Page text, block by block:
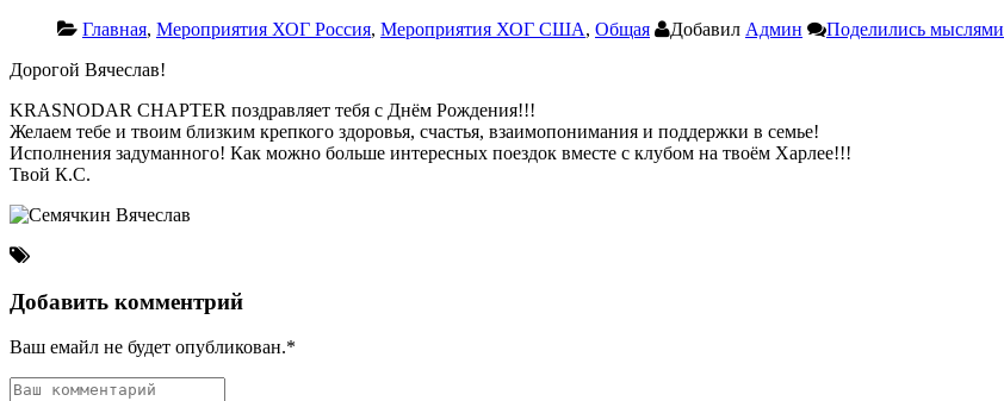
Главная, Мероприятия ХОГ Россия, Мероприятия ХОГ США, Общая Добавил Админ
Поделились мыслями
Дорогой Вячеслав!
KRASNODAR CHAPTER поздравляет тебя с Днём Рождения!!!
Желаем тебе и твоим близким крепкого здоровья, счастья, взаимопонимания и поддержки в семье!
Исполнения задуманного! Как можно больше интересных поездок вместе с клубом на твоём Харлее!!!
Твой К.С.
Добавить комментрий
Ваш емайл не будет опубликован.*